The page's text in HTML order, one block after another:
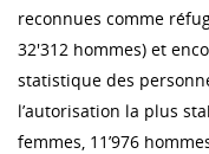
reconnues comme
32'312 hommes) et
statistique des
l’autorisation la plus
femmes, 11’976